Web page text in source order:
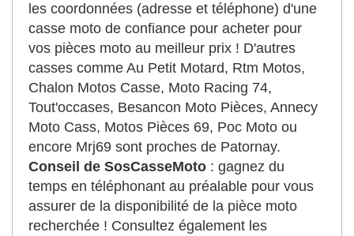
les coordonnées (adresse et téléphone) d'une
casse moto de confiance pour acheter pour
vos pièces moto au meilleur prix ! D'autres
casses comme Au Petit Motard, Rtm Motos,
Chalon Motos Casse, Moto Racing 74,
Tout'occases, Besancon Moto Pièces, Annecy
Moto Cass, Motos Pièces 69, Poc Moto ou
encore Mrj69 sont proches de Patornay.
Conseil de SosCasseMoto : gagnez du
temps en téléphonant au préalable pour vous
assurer de la disponibilité de la pièce moto
recherchée ! Consultez également les